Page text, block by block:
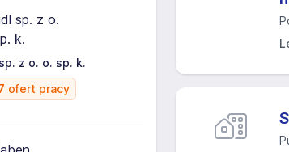
z o. o. sp. k.
ofert pracy